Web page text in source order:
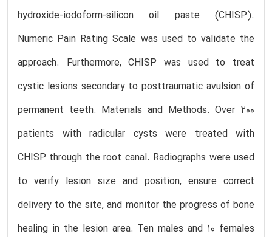
hydroxide-iodoform-silicon oil paste (CHISP).
Numeric Pain Rating Scale was used to validate the
approach. Furthermore, CHISP was used to treat
cystic lesions secondary to posttraumatic avulsion of
permanent teeth. Materials and Methods. Over 200
patients with radicular cysts were treated with
CHISP through the root canal. Radiographs were used
to verify lesion size and position, ensure correct
delivery to the site, and monitor the progress of bone
healing in the lesion area. Ten males and 10 females